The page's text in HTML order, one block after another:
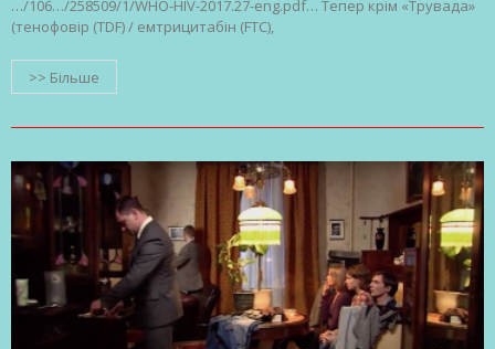
…/106…/258509/1/WHO-HIV-2017.27-eng.pdf… Тепер крім «Трувада»
(тенофовір (TDF) / емтрицитабін (FTC),
>> Більше